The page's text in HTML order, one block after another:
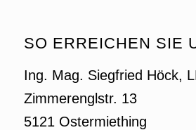
SO ERREICHEN SIE
Ing. Mag. Siegfried Höck,
Zimmerenglstr. 13
5121 Ostermiething